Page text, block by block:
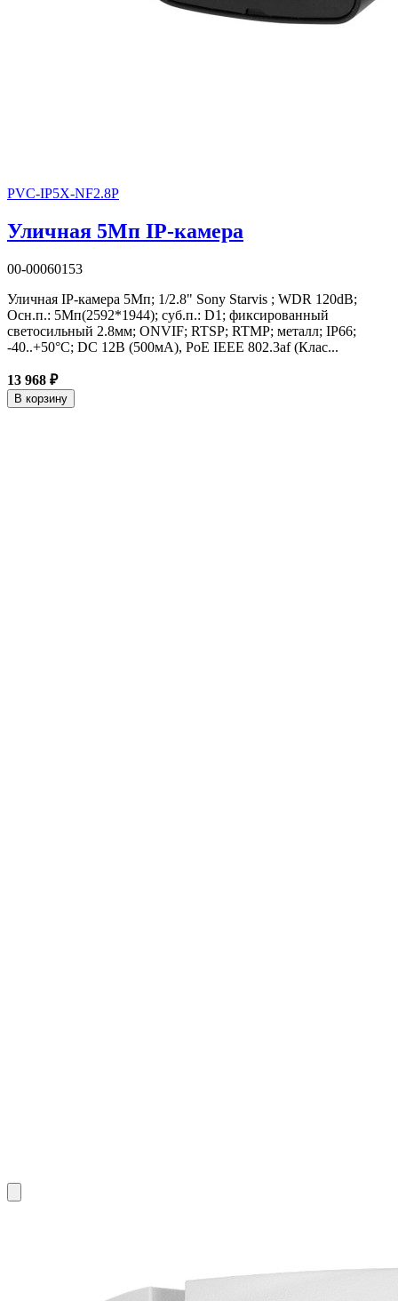
PVC-IP5X-NF2.8P
Уличная 5Мп IP-камера
00-00060153
Уличная IP-камера 5Мп; 1/2.8" Sony Starvis ; WDR 120dB;
Осн.п.: 5Мп(2592*1944); суб.п.: D1; фиксированный
светосильный 2.8мм; ONVIF; RTSP; RTMP; металл; IP66;
-40..+50°C; DC 12В (500мА), PoE IEEE 802.3af (Клас...
13 968 ₽
В корзину